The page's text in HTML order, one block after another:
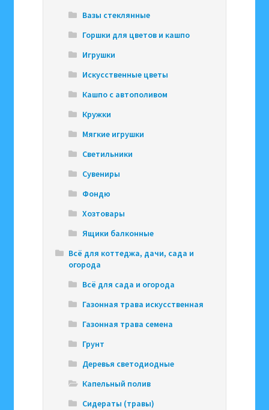
Вазы стеклянные
Горшки для цветов и кашпо
Игрушки
Искусственные цветы
Кашпо с автополивом
Кружки
Мягкие игрушки
Светильники
Сувениры
Фондю
Хозтовары
Ящики балконные
Всё для коттеджа, дачи, сада и
огорода
Всё для сада и огорода
Газонная трава искусственная
Газонная трава семена
Грунт
Деревья светодиодные
Капельный полив
Сидераты (травы)